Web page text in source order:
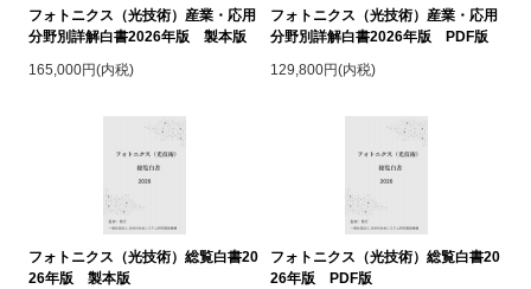
フォトニクス（光技術）産業・応用
分野別詳解白書2026年版 製本版
165,000円(内税)
フォトニクス（光技術）産業・応用
分野別詳解白書2026年版 PDF版
129,800円(内税)
フォトニクス（光技術）総覧白書20
26年版 製本版
フォトニクス（光技術）総覧白書20
26年版 PDF版